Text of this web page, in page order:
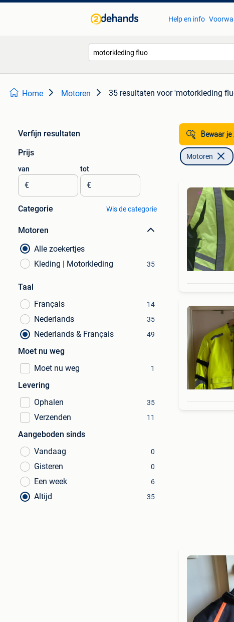
Help en info
Home Motoren 35 resultaten voor 'motorkleding
Verfijn resultaten
Prijs
van
€
tot
€
Categorie Wis de categorie
Motoren
Alle zoekertjes
Kleding | Motorkleding
35
Taal
Français
14
Nederlands 35
Nederlands & Français 49
Moet nu weg
Moet nu weg
1
Levering
Ophalen
35
Verzenden 11
Aangeboden sinds
Vandaag
0
Gisteren 0
Een week 6
Altijd 35
Bewaar
Motoren